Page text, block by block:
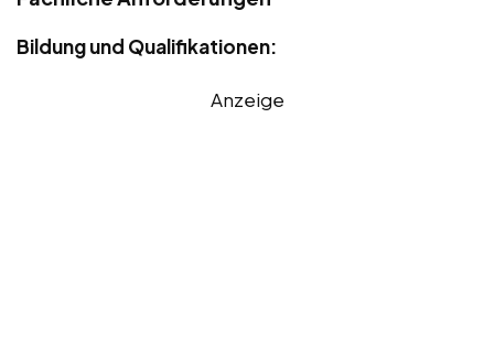
Bildung und Qualifikationen:
Anzeige